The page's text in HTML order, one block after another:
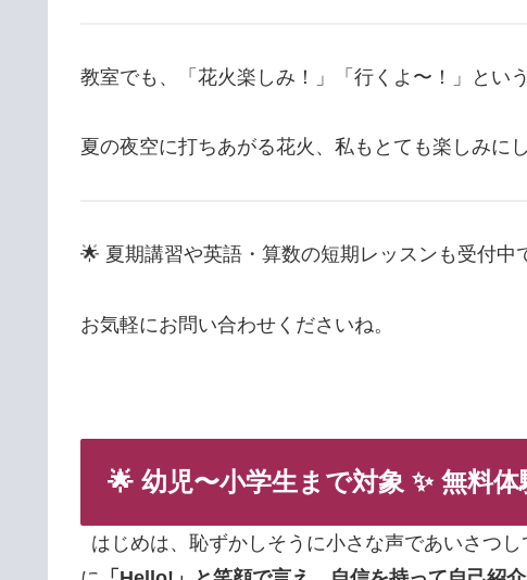
教室でも、「花火楽しみ！」「行くよ〜！」とい
夏の夜空に打ちあがる花火、私もとても楽しみに
🌟 夏期講習や英語・算数の短期レッスンも受付中
お気軽にお問い合わせくださいね。
🌟 幼児〜小学生まで対象 ✨ 無料体
はじめは、恥ずかしそうに小さな声であいさつ